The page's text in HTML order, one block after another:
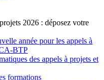
2026 : déposez votre
année pour les appels à
BTP
des appels à projets et
formations